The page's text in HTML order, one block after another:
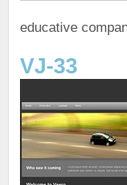
educative
VJ-33